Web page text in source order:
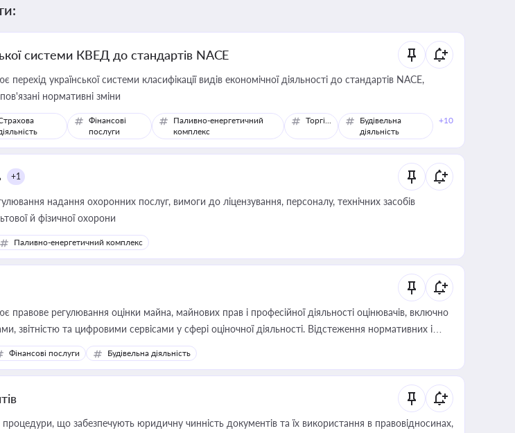
системи КВЕД до стандартів NACE
перехід української системи класифікації видів економічної діяльності до стандартів NACE,
нормативні зміни
Фінансові
послуги
Паливно-енергетичний
комплекс
Торгівля
Будівельна
діяльність
+10
+1
надання охоронних послуг, вимоги до ліцензування, персоналу, технічних засобів
й фізичної охорони
Паливно-енергетичний комплекс
правове регулювання оцінки майна, майнових прав і професійної діяльності оцінювачів, включно
звітністю та цифровими сервісами у сфері оціночної діяльності. Відстеження нормативних і
для власника бізнесу, керівника, юриста або бухгалтера під час оподаткування,
майна, корпоративних угод і перевірки статусу суб'єктів оціночної діяльності
Фінансові послуги Будівельна діяльність
процедури, що забезпечують юридичну чинність документів та їх використання в правовідносинах,